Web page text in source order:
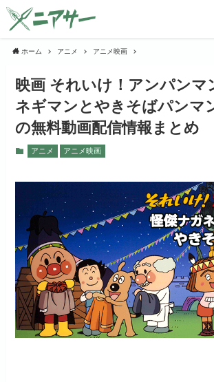
ホーム アニメ アニメ映画
映画 それいけ！アンパンマ
ネギマンとやきそばパンマ
の無料動画配信情報まとめ
アニメ アニメ映画